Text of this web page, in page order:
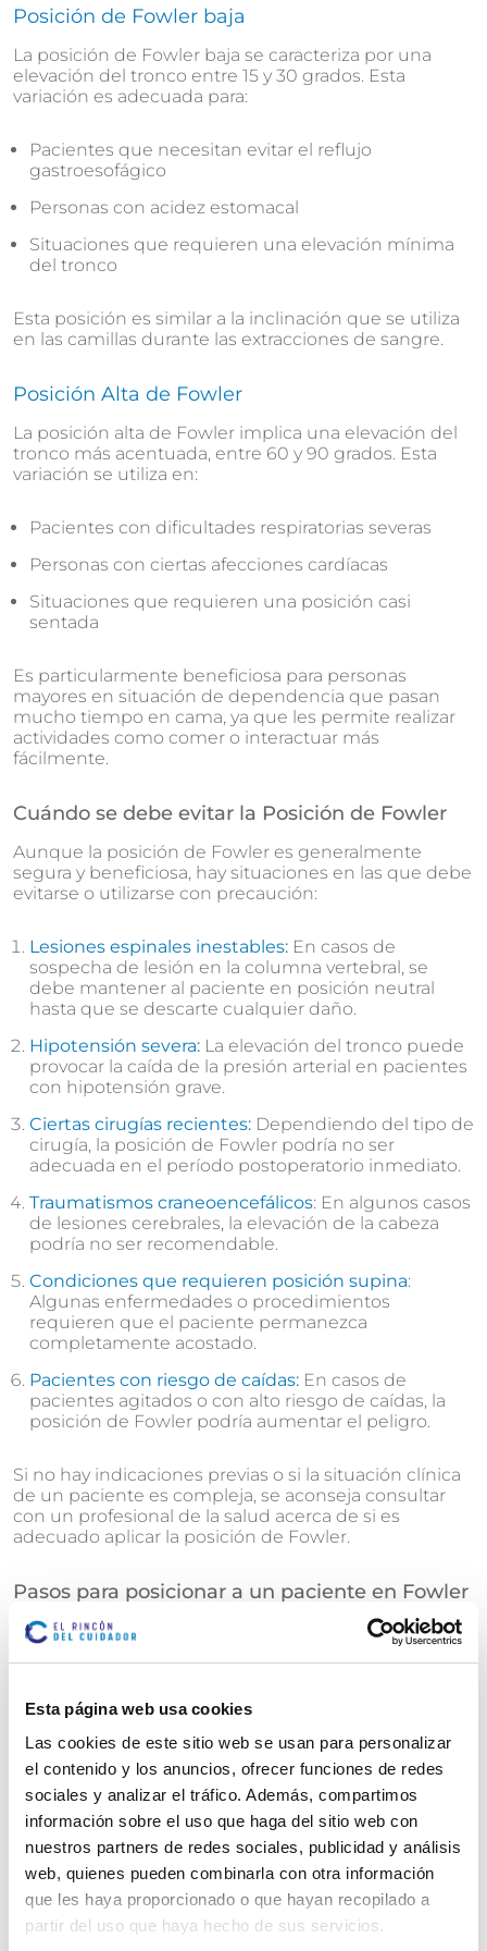
Esta página web usa cookies
Las cookies de este sitio web se usan para personalizar
el contenido y los anuncios, ofrecer funciones de redes
sociales y analizar el tráfico. Además, compartimos
información sobre el uso que haga del sitio web con
nuestros partners de redes sociales, publicidad y análisis
web, quienes pueden combinarla con otra información
que les haya proporcionado o que hayan recopilado a
partir del uso que haya hecho de sus servicios.
Posición de Fowler baja
La posición de Fowler baja se caracteriza por una
elevación del tronco entre 15 y 30 grados. Esta
variación es adecuada para:
Pacientes que necesitan evitar el reflujo
gastroesofágico
Personas con acidez estomacal
Situaciones que requieren una elevación mínima
del tronco
Esta posición es similar a la inclinación que se utiliza
en las camillas durante las extracciones de sangre.
Posición Alta de Fowler
La posición alta de Fowler implica una elevación del
tronco más acentuada, entre 60 y 90 grados. Esta
variación se utiliza en:
Pacientes con dificultades respiratorias severas
Personas con ciertas afecciones cardíacas
Situaciones que requieren una posición casi
sentada
Es particularmente beneficiosa para personas
mayores en situación de dependencia que pasan
mucho tiempo en cama, ya que les permite realizar
actividades como comer o interactuar más
fácilmente.
Cuándo se debe evitar la Posición de Fowler
Aunque la posición de Fowler es generalmente
segura y beneficiosa, hay situaciones en las que debe
evitarse o utilizarse con precaución:
Lesiones espinales inestables: En casos de
sospecha de lesión en la columna vertebral, se
debe mantener al paciente en posición neutral
hasta que se descarte cualquier daño.
Hipotensión severa: La elevación del tronco puede
provocar la caída de la presión arterial en pacientes
con hipotensión grave.
Ciertas cirugías recientes: Dependiendo del tipo de
cirugía, la posición de Fowler podría no ser
adecuada en el período postoperatorio inmediato.
Traumatismos craneoencefálicos: En algunos casos
de lesiones cerebrales, la elevación de la cabeza
podría no ser recomendable.
Condiciones que requieren posición supina:
Algunas enfermedades o procedimientos
requieren que el paciente permanezca
completamente acostado.
Pacientes con riesgo de caídas: En casos de
pacientes agitados o con alto riesgo de caídas, la
posición de Fowler podría aumentar el peligro.
Si no hay indicaciones previas o si la situación clínica
de un paciente es compleja, se aconseja consultar
con un profesional de la salud acerca de si es
adecuado aplicar la posición de Fowler.
Pasos para posicionar a un paciente en Fowler
Posicionar correctamente a un paciente en la
posición de Fowler es crucial para maximizar sus
1. Preparación:
- Explica el procedimiento a la persona dependiente.
- Asegúrate de que la cama esté frenada y a una
altura cómoda para trabajar.
- Reúne los materiales necesarios: almohadas,